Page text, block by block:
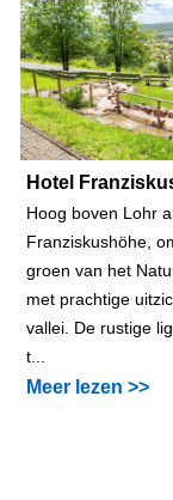
Hotel
Hoog boven Lohr
Franziskushöhe,
groen van het
met prachtige
vallei. De rustige
t...
Meer lezen >>